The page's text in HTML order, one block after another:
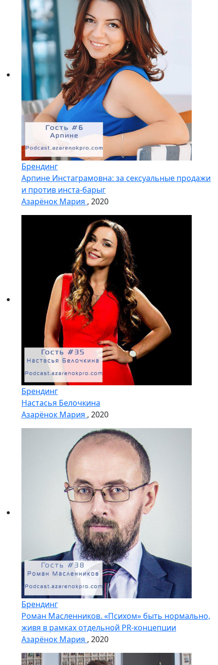
Брендинг
Арпине Инстаграмовна: за сексуальные продажи
и против инста-барыг
Азарёнок Мария , 2020
Брендинг
Настасья Белочкина
Азарёнок Мария , 2020
Брендинг
Роман Масленников. «Психом» быть нормально,
живя в рамках отдельной PR-концепции
Азарёнок Мария , 2020